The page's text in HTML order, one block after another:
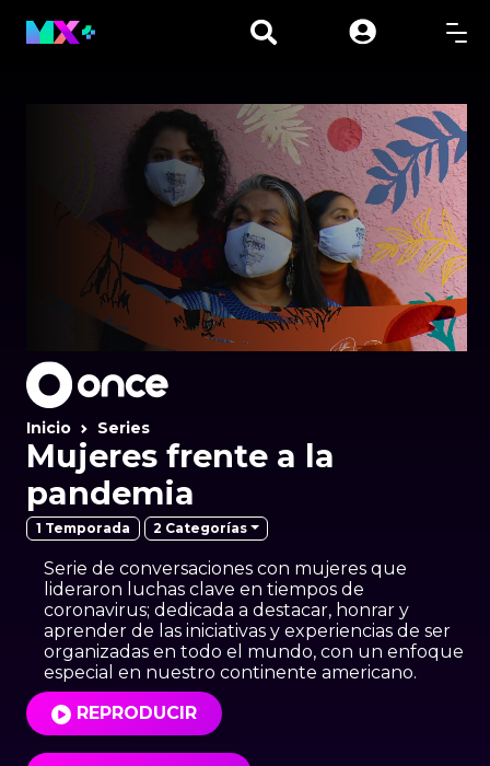
Inicio Series
Mujeres frente a la
pandemia
1 Temporada 2 Categorías
Serie de conversaciones con mujeres que
lideraron luchas clave en tiempos de
coronavirus; dedicada a destacar, honrar y
aprender de las iniciativas y experiencias de ser
organizadas en todo el mundo, con un enfoque
especial en nuestro continente americano.
REPRODUCIR